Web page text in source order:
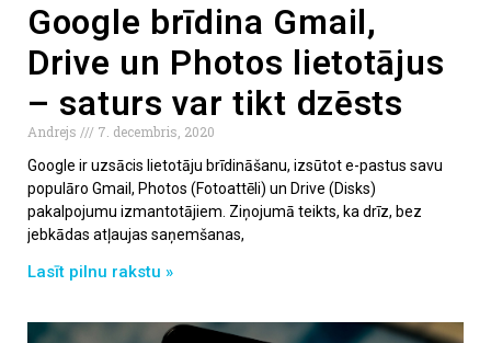
Google brīdina Gmail,
Drive un Photos lietotājus
– saturs var tikt dzēsts
Andrejs
7. decembris, 2020
Google ir uzsācis lietotāju brīdināšanu, izsūtot e-pastus savu
populāro Gmail, Photos (Fotoattēli) un Drive (Disks)
pakalpojumu izmantotājiem. Ziņojumā teikts, ka drīz, bez
jebkādas atļaujas saņemšanas,
Lasīt pilnu rakstu »